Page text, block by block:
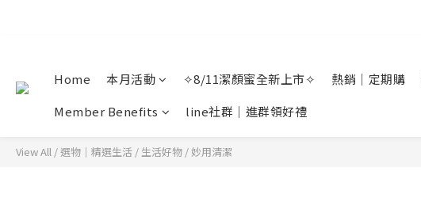
Home 本月活動 ✧8/11潔顏蜜全新上市✧ 熱銷｜定期購
Member Benefits
line社群｜進群領好禮
View All /選物｜精選生活 / 生活好物 /妙用清潔